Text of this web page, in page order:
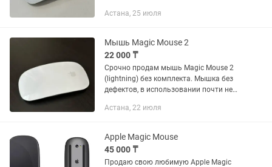
Астана, 25 июля
Мышь Magic Mouse 2
22 000 ₸
Срочно продам мышь Magic Mouse 2
(lightning) без комплекта. Мышка без
дефектов, в использовании почти не
скидку! В отличном состоянии. Продаю
Астана, 22 июля
Apple Magic Mouse
45 000 ₸
Продаю свою любимую Apple Magic